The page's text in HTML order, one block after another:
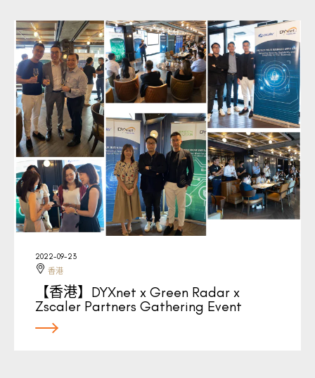
2022-09-23
香港
【香港】DYXnet x Green Radar x
Zscaler Partners Gathering Event